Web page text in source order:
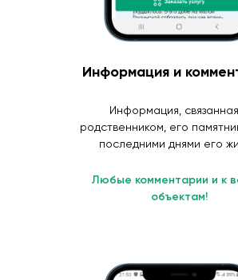
Информация и
Информация,
родственником, его
последними днями его
Любые комментарии и к
объектам!